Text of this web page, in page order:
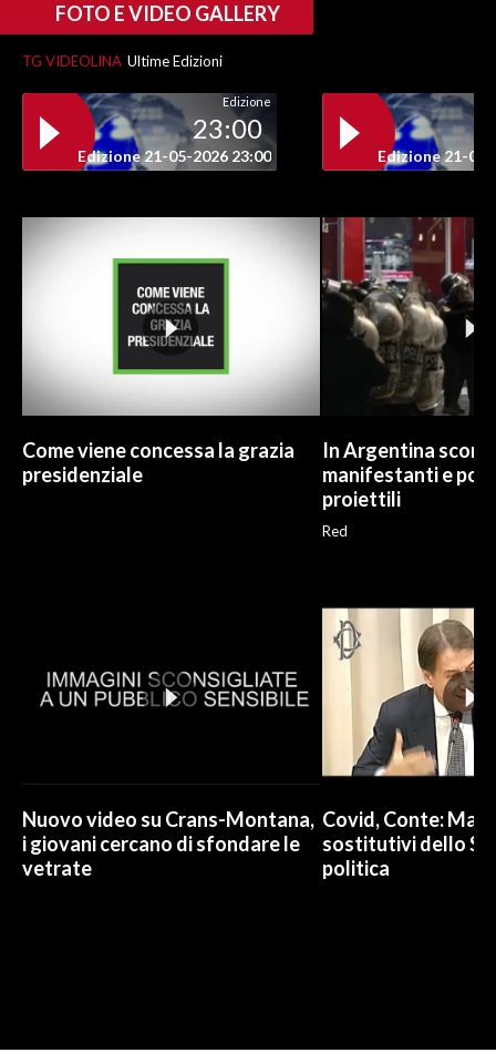
ANNUNCI
NECROLOGI
SPIAGGE
FOTO E VIDEO GALLERY
TG VIDEOLINA Ultime Edizioni
Edizione
23:00
Edizione 21-05-2026 23:00 Edizione 21-05-
Come viene concessa la grazia
presidenziale
In Argentina
manifestanti e
proiettili
Red
Nuovo video su Crans-Montana,
i giovani cercano di sfondare le
vetrate
Covid, Conte: Mai
sostitutivi dello
politica